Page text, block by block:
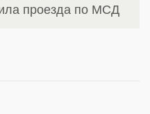
проезда по МСД